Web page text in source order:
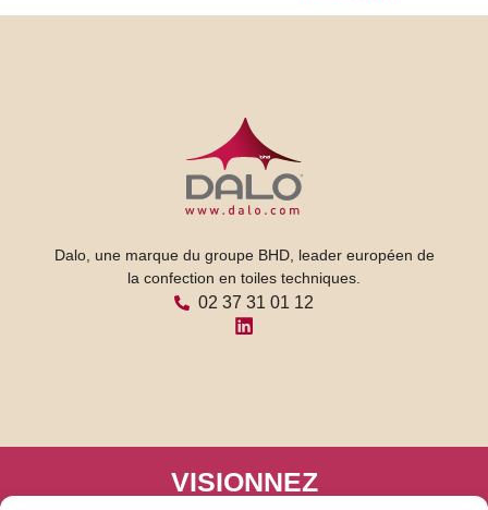
Dalo, une marque du groupe BHD, leader européen de
la confection en toiles techniques.
02 37 31 01 12
VISIONNEZ